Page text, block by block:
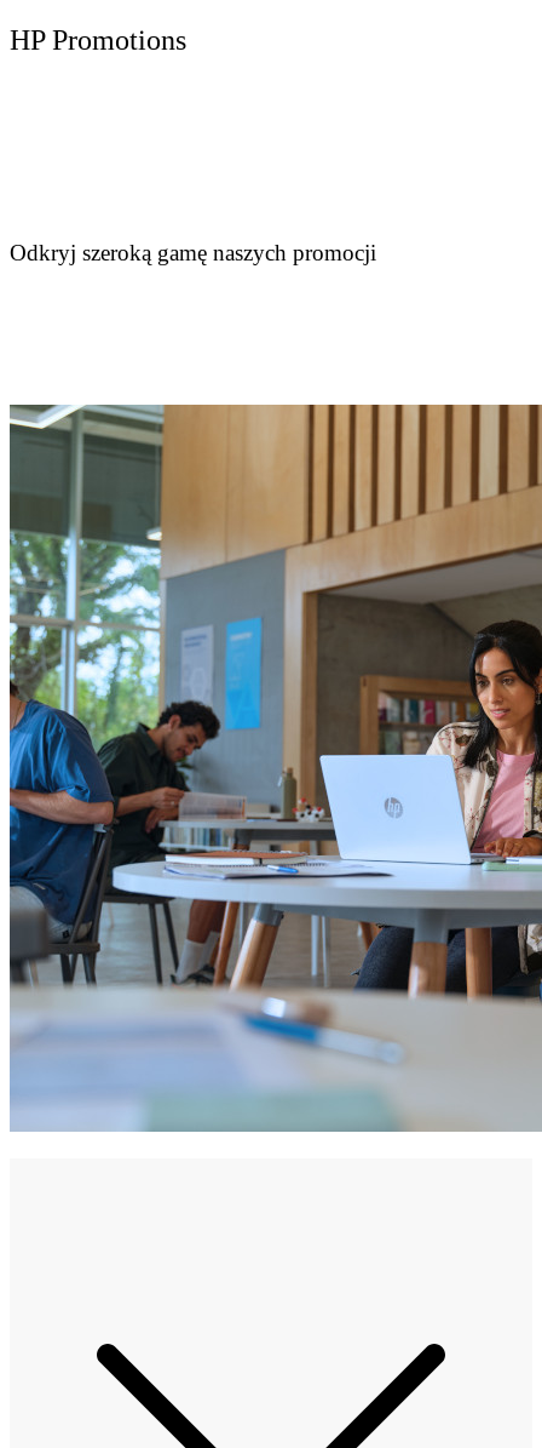
HP Promotions
Odkryj szeroką gamę naszych promocji